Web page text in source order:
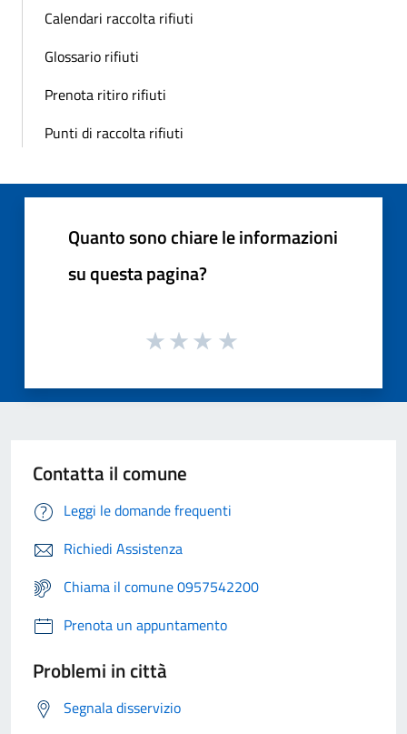
Calendari raccolta rifiuti
Glossario rifiuti
Prenota ritiro rifiuti
Punti di raccolta rifiuti
Quanto sono chiare le informazioni
su questa pagina?
Contatta il comune
Leggi le domande frequenti
Richiedi Assistenza
Chiama il comune 0957542200
Prenota un appuntamento
Problemi in città
Segnala disservizio